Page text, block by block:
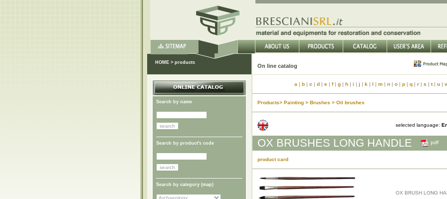
HOME > products
On line catalog
Search by name
Search by product's code
Search by category (map)
a | b | c | d | e | f| g | h | i | j | k | l | m | n | o | p | q | r | s | t| u | v
Products> Painting > Brushes > Oil brushes
selected language:
OX BRUSHES LONG HANDLE
product card
OX BRUSH LONG